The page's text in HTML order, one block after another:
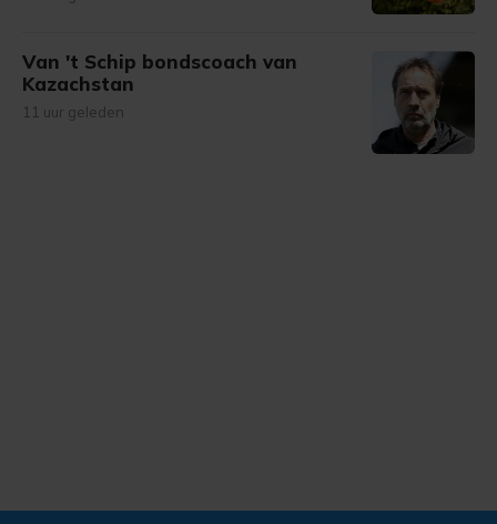
Van 't Schip bondscoach van
Kazachstan
11 uur geleden